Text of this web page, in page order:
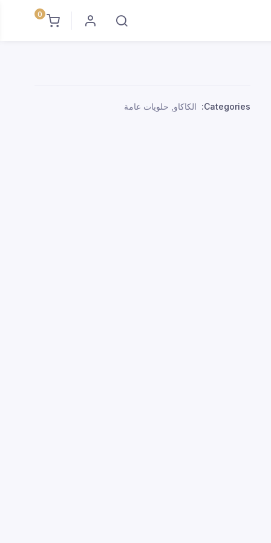
0
Categories: الكاكاو حلويات عامة